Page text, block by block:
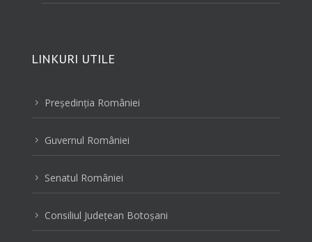
LINKURI UTILE
5 Preşedinţia României
5 Guvernul României
5 Senatul României
5 Consiliul Judeţean Botoşani